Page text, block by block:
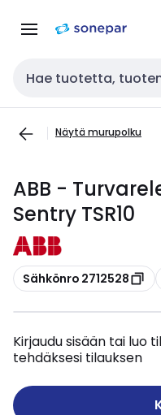
navigointiinsisältöön
Haku
Näytä murupolku
ABB -
Sentry TSR10
Kopioi
Sähkönro 2712528
Kirjaudu sisään tai luo
tehdäksesi tilauksen